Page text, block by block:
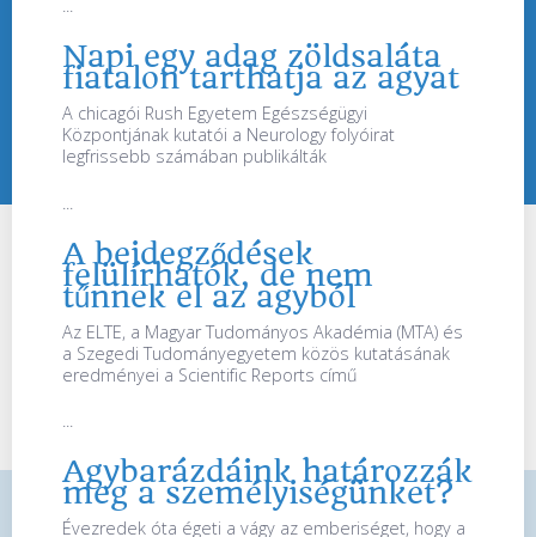
Napi egy adag zöldsaláta
fiatalon tarthatja az agyat
A chicagói Rush Egyetem Egészségügyi
Központjának kutatói a Neurology folyóirat
legfrissebb számában publikálták
A beidegződések
felülírhatók, de nem
tűnnek el az agyból
Az ELTE, a Magyar Tudományos Akadémia (MTA) és
a Szegedi Tudományegyetem közös kutatásának
eredményei a Scientific Reports című
...
Agybarázdáink határozzák
meg a személyiségünket?
Évezredek óta égeti a vágy az emberiséget, hogy a